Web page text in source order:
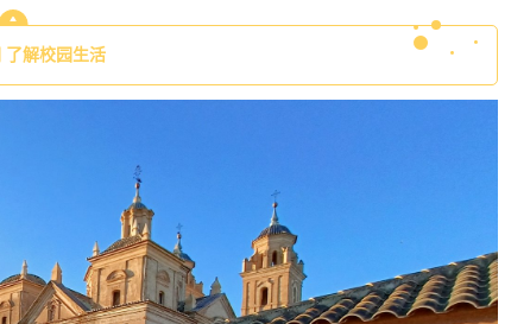
了解校园生活